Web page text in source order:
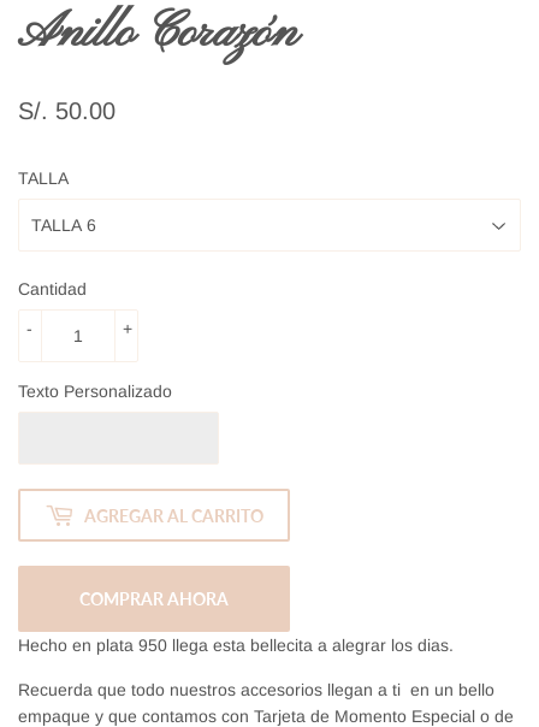
Anillo Corazón
S/. 50.00
TALLA
Cantidad
+
-
Texto Personalizado
AGREGAR AL CARRITO
COMPRAR AHORA
Hecho en plata 950 llega esta bellecita a alegrar los dias.
Recuerda que todo nuestros accesorios llegan a ti en un bello
empaque y que contamos con Tarjeta de Momento Especial o de